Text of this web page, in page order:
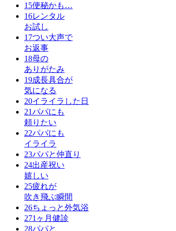
15便秘かも…
16レンタル
お試し
17つい大声で
お返事
18母の
ありがたみ
19成長具合が
気になる
20イライラした日
21パパにも
頼りたい
22パパにも
イライラ
23パパと仲直り
24出産祝い
嬉しい
25疲れが
吹き飛ぶ瞬間
26ちょっと外気浴
271ヶ月健診
28パパと